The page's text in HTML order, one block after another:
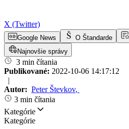
X (Twitter)
Google News O Štandarde
Najnovšie správy
3 min čítania
Publikované: 2022-10-06 14:17:12
|
Autor: Peter Števkov,
3 min čítania
Kategórie
Kategórie